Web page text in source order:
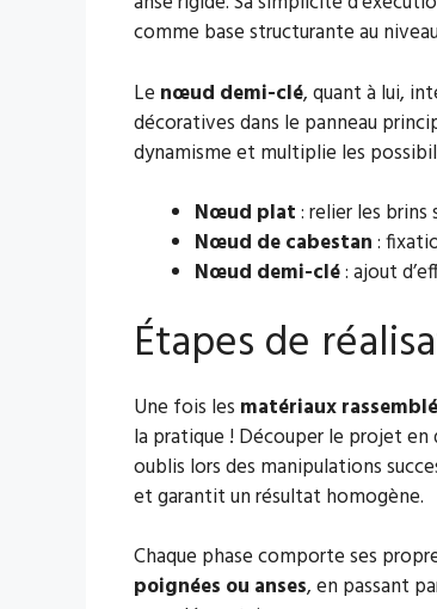
comme base structurante au
Le nœud demi-clé, quant à lui,
décoratives dans le panneau
dynamisme et multiplie les
Nœud plat: relier les
Nœud de cabestan:
Nœud demi-clé: ajout
Étapes de
Une fois les matériaux
la pratique ! Découper le projet
oublis lors des manipulations
et garantit un résultat homogène.
Chaque phase comporte ses
poignées ou anses, en passant